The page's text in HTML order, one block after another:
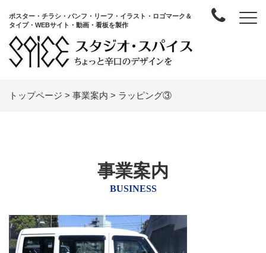
ポスター・チラシ・パンフ・リーフ・イラスト・ロゴマーク＆
タイプ・WEBサイト・動画・看板を製作
トップページ > 事業案内 > ラッピング③
事業案内
BUSINESS